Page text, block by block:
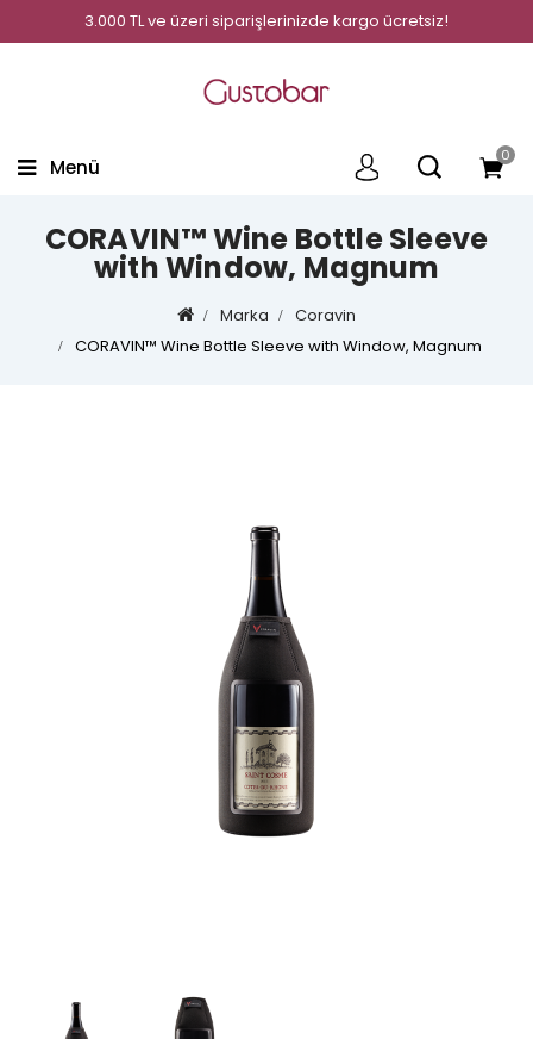
3.000 TL ve üzeri siparişlerinizde kargo ücretsiz!
0
Menü
CORAVIN™ Wine Bottle Sleeve
with Window, Magnum
Marka
Coravin
CORAVIN™ Wine Bottle Sleeve with Window, Magnum